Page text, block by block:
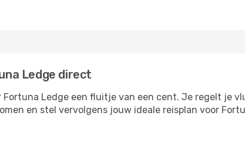
Ledge direct
Fortuna Ledge een fluitje van een cent. Je regelt je
en stel vervolgens jouw ideale reisplan voor